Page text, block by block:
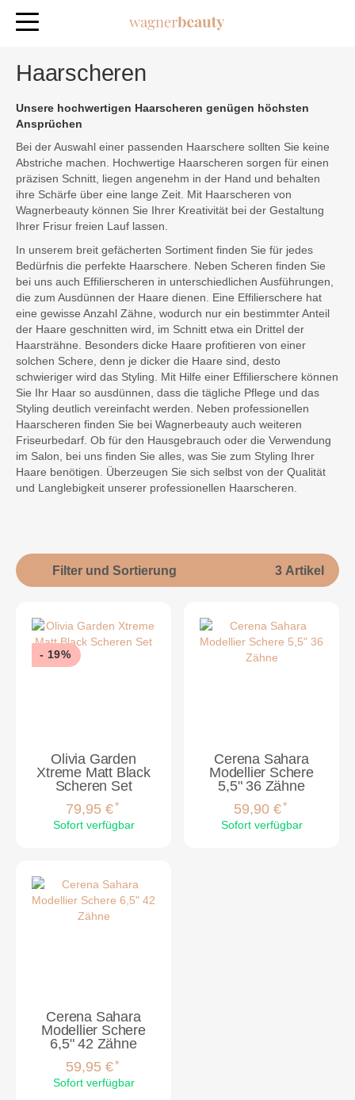
Haarscheren
Unsere hochwertigen Haarscheren genügen höchsten
Ansprüchen
Bei der Auswahl einer passenden Haarschere sollten Sie keine
Abstriche machen. Hochwertige Haarscheren sorgen für einen
präzisen Schnitt, liegen angenehm in der Hand und behalten
ihre Schärfe über eine lange Zeit. Mit Haarscheren von
Wagnerbeauty können Sie Ihrer Kreativität bei der Gestaltung
Ihrer Frisur freien Lauf lassen.
In unserem breit gefächerten Sortiment finden Sie für jedes
Bedürfnis die perfekte Haarschere. Neben Scheren finden Sie
bei uns auch Effilierscheren in unterschiedlichen Ausführungen,
die zum Ausdünnen der Haare dienen. Eine Effilierschere hat
eine gewisse Anzahl Zähne, wodurch nur ein bestimmter Anteil
der Haare geschnitten wird, im Schnitt etwa ein Drittel der
Haarsträhne. Besonders dicke Haare profitieren von einer
solchen Schere, denn je dicker die Haare sind, desto
schwieriger wird das Styling. Mit Hilfe einer Effilierschere können
Sie Ihr Haar so ausdünnen, dass die tägliche Pflege und das
Styling deutlich vereinfacht werden. Neben professionellen
Haarscheren finden Sie bei Wagnerbeauty auch weiteren
Friseurbedarf. Ob für den Hausgebrauch oder die Verwendung
im Salon, bei uns finden Sie alles, was Sie zum Styling Ihrer
Haare benötigen. Überzeugen Sie sich selbst von der Qualität
und Langlebigkeit unserer professionellen Haarscheren.
Filter und Sortierung 3 Artikel
- 19%
Olivia Garden
Xtreme Matt Black
Scheren Set
79,95 €*
Sofort verfügbar
Cerena Sahara
Modellier Schere
5,5" 36 Zähne
59,90 €*
Sofort verfügbar
Cerena Sahara
Modellier Schere
6,5" 42 Zähne
59,95 €*
Sofort verfügbar